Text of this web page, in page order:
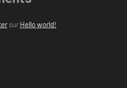
sur Hello world!